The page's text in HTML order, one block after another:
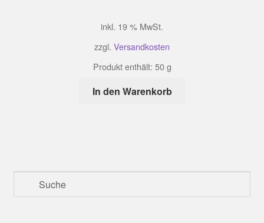
inkl. 19 % MwSt.
zzgl. Versandkosten
Produkt enthält: 50g
In den Warenkorb